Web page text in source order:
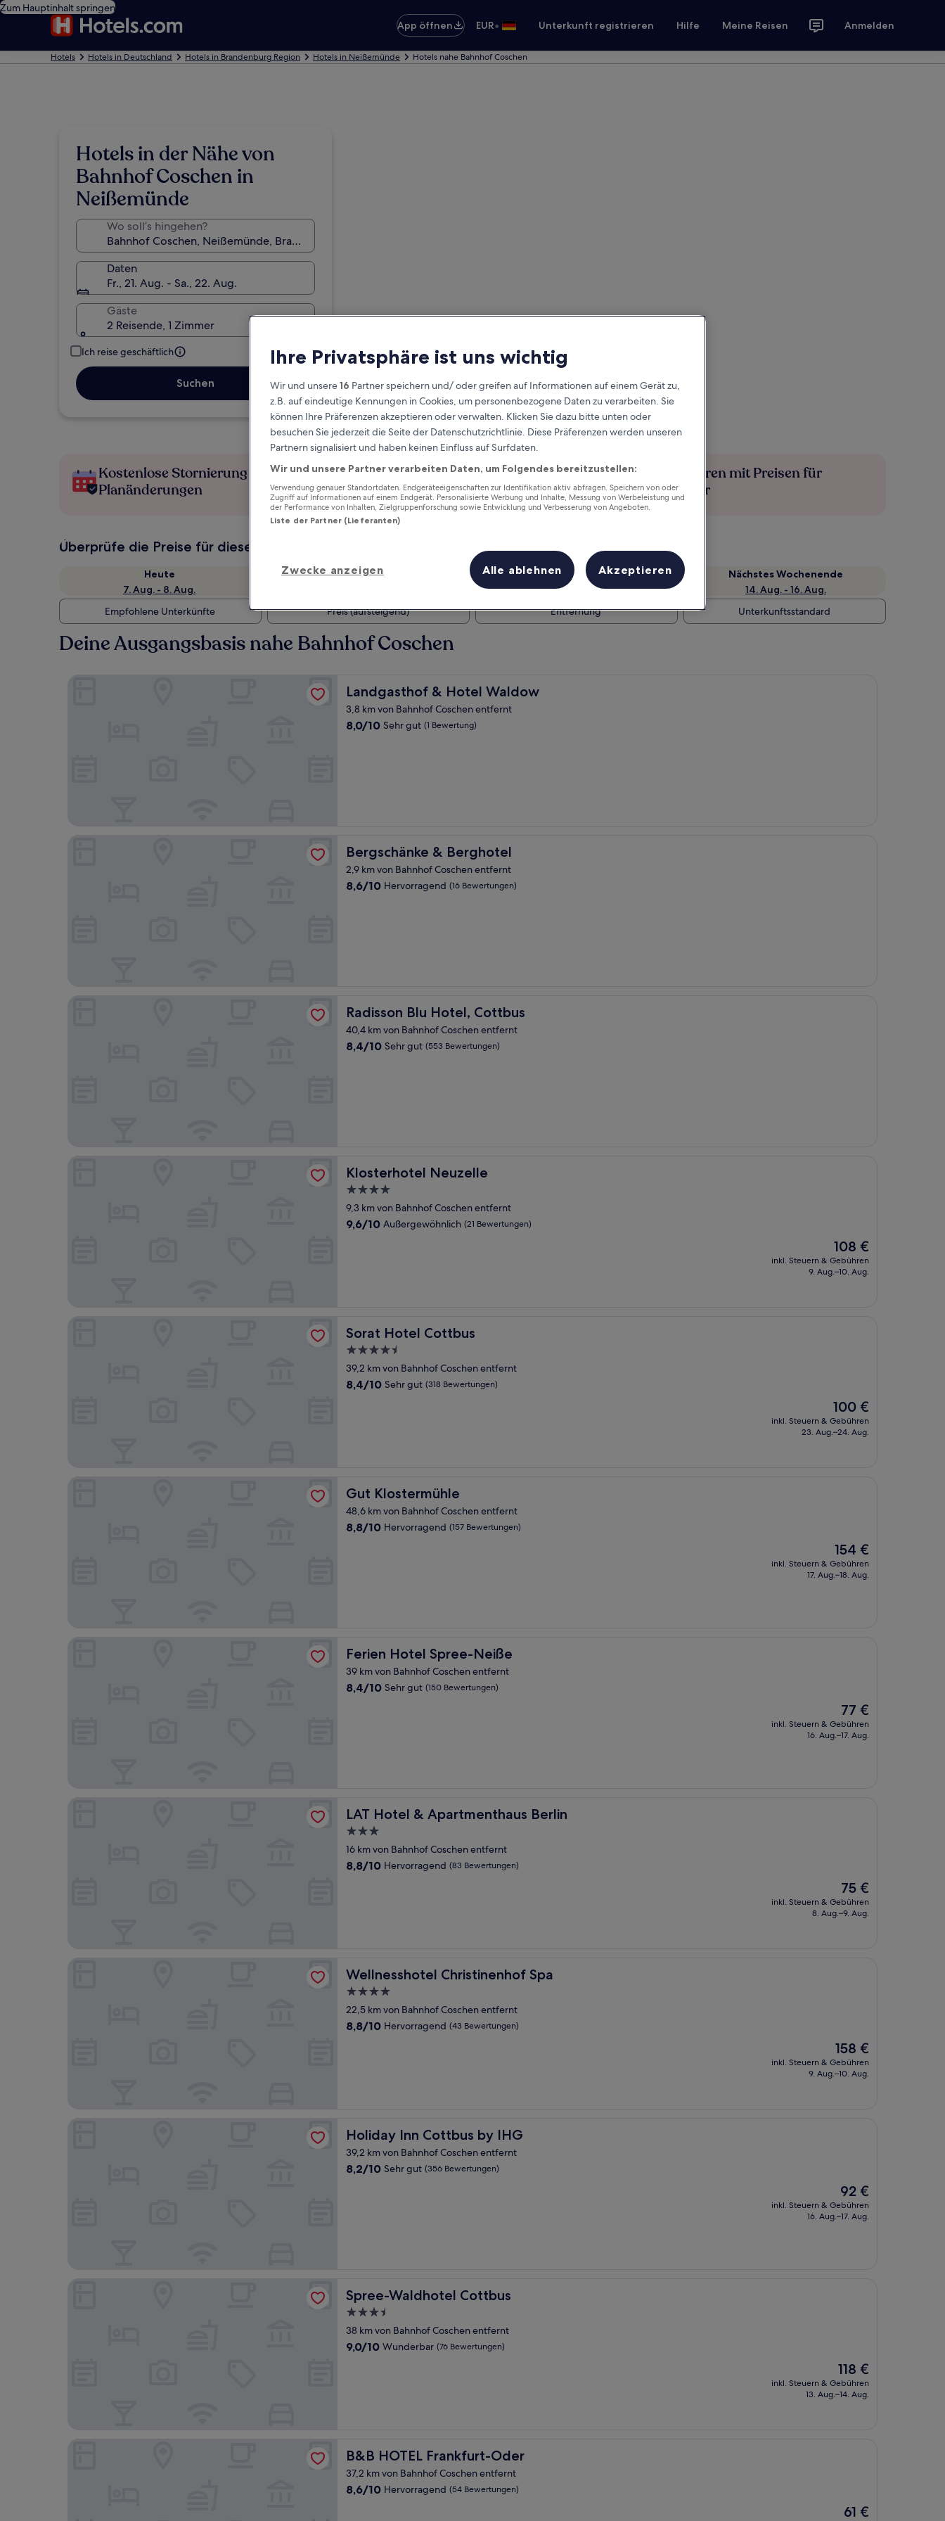
Zum Hauptinhalt springen
App öffnen
EUR• Unterkunft registrieren Hilfe Meine Reisen Anmelden
Hotels Hotels in Deutschland Hotels in Brandenburg Region Hotels in Neißemünde Hotels nahe Bahnhof Coschen
Hotels in der Nähe von
Bahnhof Coschen in
Neißemünde
Wo soll’s hingehen?
Daten
Fr., 21. Aug. - Sa., 22. Aug.
Gäste
2 Reisende, 1 Zimmer
Ich reise geschäftlich
Suchen
Kostenlose Stornierung bei
Planänderungen
Verdiene Prämien für jede
wahrgenommene Übernachtung
Mehr sparen mit Preisen für
Mitglieder
Überprüfe die Preise für diese Daten
Heute
7. Aug. - 8. Aug.
Morgen
Dieses Wochenende
7. Aug. - 9. Aug.
Nächstes Wochenende
14. Aug. - 16. Aug.
Empfohlene Unterkünfte
Preis (aufsteigend) Entfernung Unterkunftsstandard
Deine Ausgangsbasis nahe Bahnhof Coschen
Landgasthof & Hotel Waldow
Landgasthof & Hotel Waldow
3,8 km von Bahnhof Coschen entfernt
8.0
8,0/10 Sehr gut (1 Bewertung)
Bergschänke & Berghotel
Bergschänke & Berghotel
2,9 km von Bahnhof Coschen entfernt
8.6
8,6/10 Hervorragend (16 Bewertungen)
Radisson Blu Hotel, Cottbus
Radisson Blu Hotel, Cottbus
40,4 km von Bahnhof Coschen entfernt
8.4
8,4/10 Sehr gut (553 Bewertungen)
Klosterhotel Neuzelle
Klosterhotel Neuzelle
4.0-
Sterne-
Unterkunft
9,3 km von Bahnhof Coschen entfernt
9.6
9,6/10 Außergewöhnlich (21 Bewertungen)
Der
Preis
beträgt
108 €
inkl. Steuern & Gebühren
9. Aug.–10. Aug.
Sorat Hotel Cottbus
Sorat Hotel Cottbus
4.5-
Sterne-
Unterkunft
39,2 km von Bahnhof Coschen entfernt
8.4
8,4/10 Sehr gut (318 Bewertungen)
Der
Preis
beträgt
100 €
inkl. Steuern & Gebühren
23. Aug.–24. Aug.
Gut Klostermühle
Gut Klostermühle
48,6 km von Bahnhof Coschen entfernt
8.8
8,8/10 Hervorragend (157 Bewertungen)
Der
Preis
beträgt
154 €
inkl. Steuern & Gebühren
17. Aug.–18. Aug.
Ferien Hotel Spree-Neiße
Ferien Hotel Spree-Neiße
39 km von Bahnhof Coschen entfernt
8.4
8,4/10 Sehr gut (150 Bewertungen)
Der
Preis
beträgt
77 €
inkl. Steuern & Gebühren
16. Aug.–17. Aug.
LAT Hotel & Apartmenthaus Berlin
LAT Hotel & Apartmenthaus Berlin
3.0-
Sterne-
Unterkunft
16 km von Bahnhof Coschen entfernt
8.8
8,8/10 Hervorragend (83 Bewertungen)
Der
Preis
beträgt
75 €
inkl. Steuern & Gebühren
8. Aug.–9. Aug.
Wellnesshotel Christinenhof Spa
Wellnesshotel Christinenhof Spa
4.0-
Sterne-
Unterkunft
22,5 km von Bahnhof Coschen entfernt
8.8
8,8/10 Hervorragend (43 Bewertungen)
Der
Preis
beträgt
158 €
inkl. Steuern & Gebühren
9. Aug.–10. Aug.
Holiday Inn Cottbus by IHG
Holiday Inn Cottbus by IHG
39,2 km von Bahnhof Coschen entfernt
8.2
8,2/10 Sehr gut (356 Bewertungen)
Der
Preis
beträgt
92 €
inkl. Steuern & Gebühren
16. Aug.–17. Aug.
Spree-Waldhotel Cottbus
Spree-Waldhotel Cottbus
3.5-
Sterne-
Unterkunft
38 km von Bahnhof Coschen entfernt
9.0
9,0/10 Wunderbar (76 Bewertungen)
Der
Preis
beträgt
118 €
inkl. Steuern & Gebühren
13. Aug.–14. Aug.
B&B HOTEL Frankfurt-Oder
B&B HOTEL Frankfurt-Oder
37,2 km von Bahnhof Coschen entfernt
8.6
8,6/10 Hervorragend (54 Bewertungen)
Der
61 €
Ihre Privatsphäre ist uns wichtig
Wir und unsere16 Partner speichern und/ oder greifen auf Informationen auf einem Gerät zu,
z.B. auf eindeutige Kennungen in Cookies, um personenbezogene Daten zu verarbeiten. Sie
können Ihre Präferenzen akzeptieren oder verwalten. Klicken Sie dazu bitte unten oder
besuchen Sie jederzeit die Seite der Datenschutzrichtlinie. Diese Präferenzen werden unseren
Partnern signalisiert und haben keinen Einfluss auf Surfdaten.
Wir und unsere Partner verarbeiten Daten, um Folgendes bereitzustellen:
Verwendung genauer Standortdaten. Endgeräteeigenschaften zur Identifikation aktiv abfragen. Speichern von oder
Zugriff auf Informationen auf einem Endgerät. Personalisierte Werbung und Inhalte, Messung von Werbeleistung und
der Performance von Inhalten, Zielgruppenforschung sowie Entwicklung und Verbesserung von Angeboten.
Liste der Partner (Lieferanten)
Zwecke anzeigen Alle ablehnen Akzeptieren